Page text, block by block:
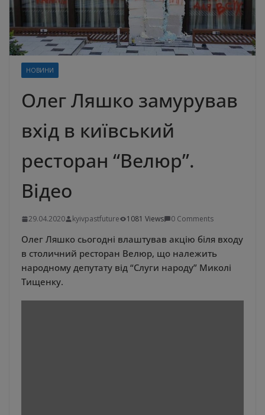
НОВИНИ
Олег Ляшко замурував
вхід в київський
ресторан “Велюр”.
Відео
29.04.2020 kyivpastfuture 1081 Views 0 Comments
Олег Ляшко сьогодні влаштував акцію біля входу
в столичний ресторан Велюр, що належить
народному депутату від “Слуги народу” Миколі
Тищенку.